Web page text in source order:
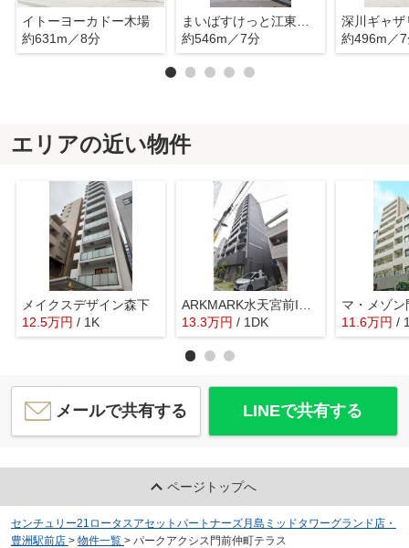
イトーヨーカドー木場
約631m／8分
約546m／7分
深川ギャザ
約496m／
エリアの近い物件
メイクスデザイン森下
12.5万円 / 1K
13.3万円 / 1DK
マ・メゾン
11.6万円 /
メールで共有する LINEで共有する
ページトップへ
センチュリー21ロータスアセットパートナーズ月島ミッドタワーグランド店・
豊洲駅前店 > 物件一覧 > パークアクシス門前仲町テラス